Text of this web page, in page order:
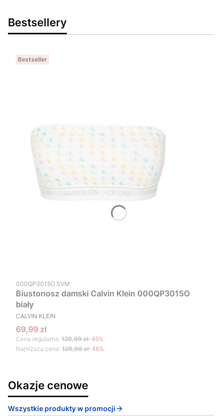
Bestsellery
Bestseller
Kod produktu
000QP3015O SVM
Biustonosz damski Calvin Klein 000QP3015O
biały
PRODUCENT
CALVIN KLEIN
Cena promocyjna
69,99 zł
Cena regularna: 129,99 zł-46%
Najniższa cena: 129,99 zł-46%
Okazje cenowe
Wszystkie produkty w promocji